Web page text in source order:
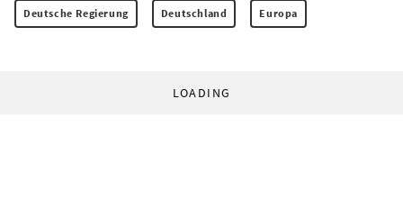
Deutsche Regierung Deutschland Europa
LOADING